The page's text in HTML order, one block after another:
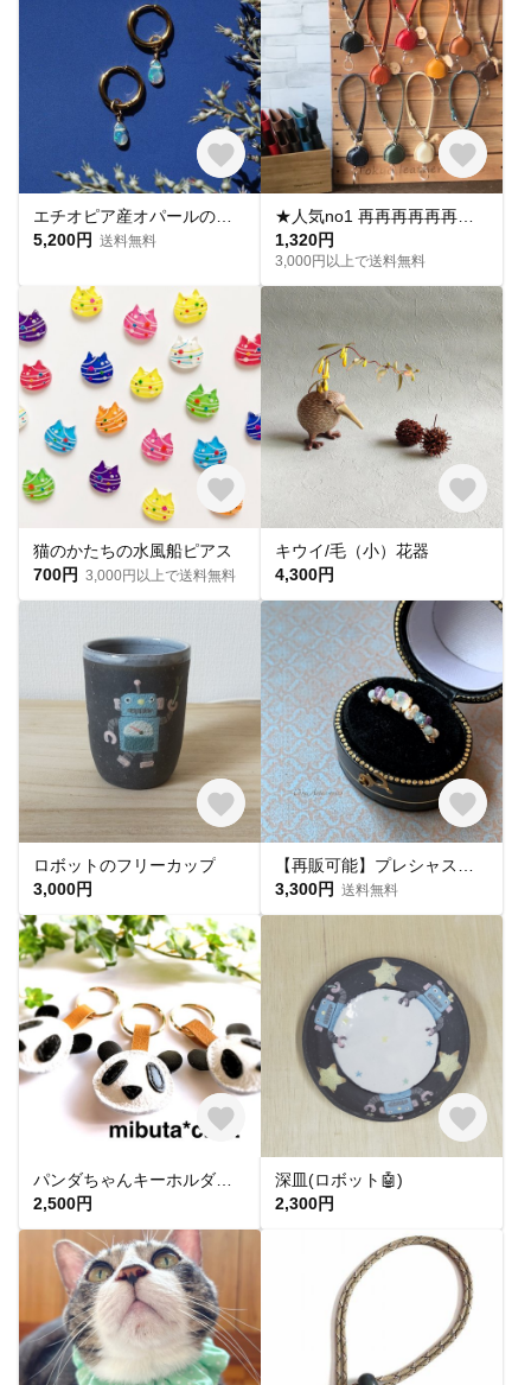
5,200円 送料無料
1,320円
3,000円以上で送料無料
猫のかたちの水風船ピアス
700円 3,000円以上で送料無料
キウイ/毛（小）花器
4,300円
ロボットのフリーカップ
3,000円
3,300円 送料無料
2,500円
深皿(ロボット🤖)
2,300円